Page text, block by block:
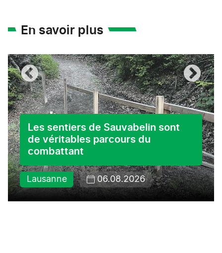
En savoir plus
Les sentiers de Sauvabelin sont
de véritables parcours du
combattant
Lausanne 06.08.2026